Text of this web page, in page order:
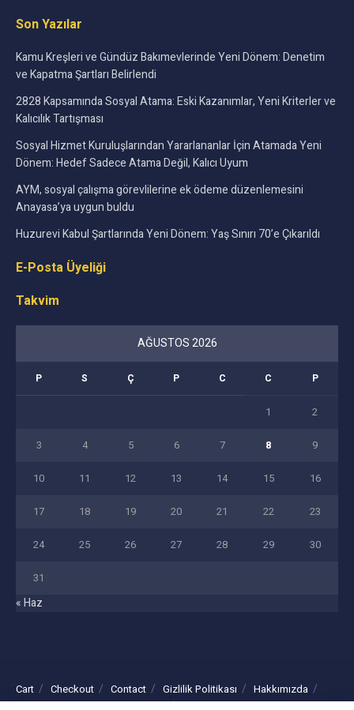
Son Yazılar
Kamu Kreşleri ve Gündüz Bakımevlerinde Yeni Dönem: Denetim
ve Kapatma Şartları Belirlendi
2828 Kapsamında Sosyal Atama: Eski Kazanımlar, Yeni Kriterler ve
Kalıcılık Tartışması
Sosyal Hizmet Kuruluşlarından Yararlananlar İçin Atamada Yeni
Dönem: Hedef Sadece Atama Değil, Kalıcı Uyum
AYM, sosyal çalışma görevlilerine ek ödeme düzenlemesini
Anayasa’ya uygun buldu
Huzurevi Kabul Şartlarında Yeni Dönem: Yaş Sınırı 70’e Çıkarıldı
E-Posta Üyeliği
Takvim
AĞUSTOS 2026
P S Ç P C C P
1 2
3 4 5 6 7 8 9
10 11 12 13 14 15 16
17 18 19 20 21 22 23
24 25 26 27 28 29 30
31
« Haz
Cart Checkout Contact Gizlilik Politikası
Hakkımızda
Home 1
Home 2 Home 3 İletişim My account Shop